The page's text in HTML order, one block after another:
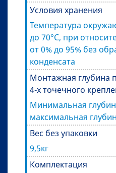
Условия хранения
Температура
до 70°C, при
от 0% до 95% без
конденсата
Монтажная глубина
4-х точечного
Минимальная
максимальная
Вес без упаковки
9,5кг
Комплектация